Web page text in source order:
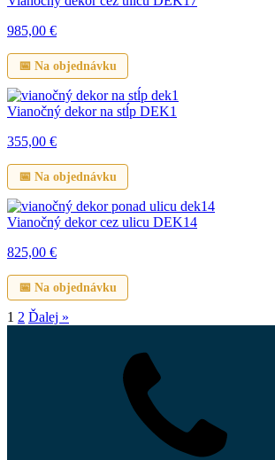
985,00 €
📅 Na objednávku
Vianočný dekor na stĺp DEK1
355,00 €
📅 Na objednávku
Vianočný dekor cez ulicu DEK14
825,00 €
📅 Na objednávku
1 2 Ďalej »